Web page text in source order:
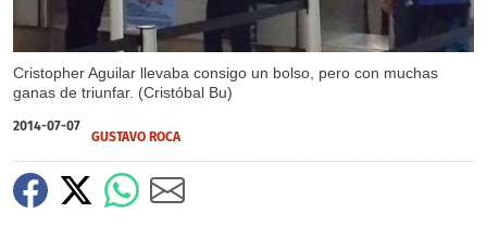
Cristopher Aguilar llevaba consigo un bolso, pero con muchas
ganas de triunfar. (Cristóbal Bu)
2014-07-07
GUSTAVO ROCA